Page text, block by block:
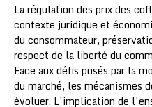
La régulation des prix des
contexte juridique et
du consommateur,
respect de la liberté du
Face aux défis posés par la
du marché, les mécanismes
évoluer. L’implication de